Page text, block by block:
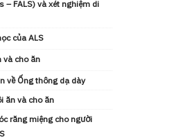
– FALS) và xét nghiệm di
của ALS
và cho ăn
về Ống thông dạ dày
ăn và cho ăn
răng miệng cho người